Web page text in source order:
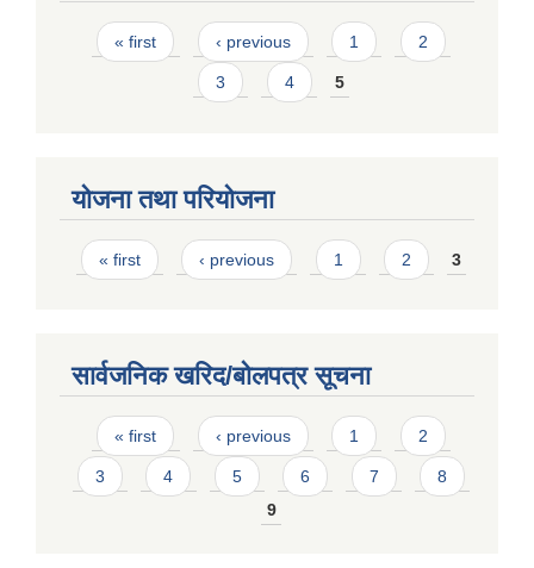
Pages
« first ‹ previous 1 2
3 4 5
योजना तथा परियोजना
Pages
« first ‹ previous 1 2 3
सार्वजनिक खरिद/बोलपत्र सूचना
Pages
« first ‹ previous 1 2
3 4 5 6 7
8
9